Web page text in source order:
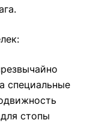
специальные
стопы